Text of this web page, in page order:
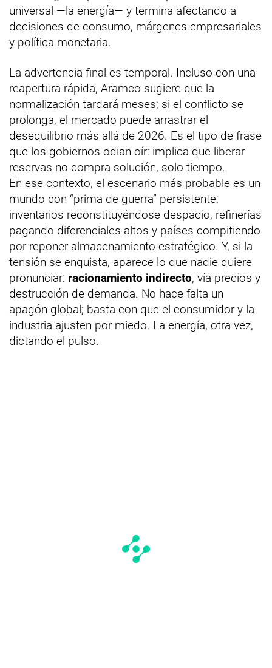
universal —la energía— y termina afectando a
decisiones de consumo, márgenes empresariales
y política monetaria.
La advertencia final es temporal. Incluso con una
reapertura rápida, Aramco sugiere que la
normalización tardará meses; si el conflicto se
prolonga, el mercado puede arrastrar el
desequilibrio más allá de 2026. Es el tipo de frase
que los gobiernos odian oír: implica que liberar
reservas no compra solución, solo tiempo.
En ese contexto, el escenario más probable es un
mundo con “prima de guerra” persistente:
inventarios reconstituyéndose despacio, refinerías
pagando diferenciales altos y países compitiendo
por reponer almacenamiento estratégico. Y, si la
tensión se enquista, aparece lo que nadie quiere
pronunciar: racionamiento indirecto, vía precios y
destrucción de demanda. No hace falta un
apagón global; basta con que el consumidor y la
industria ajusten por miedo. La energía, otra vez,
dictando el pulso.